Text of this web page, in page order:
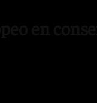
en